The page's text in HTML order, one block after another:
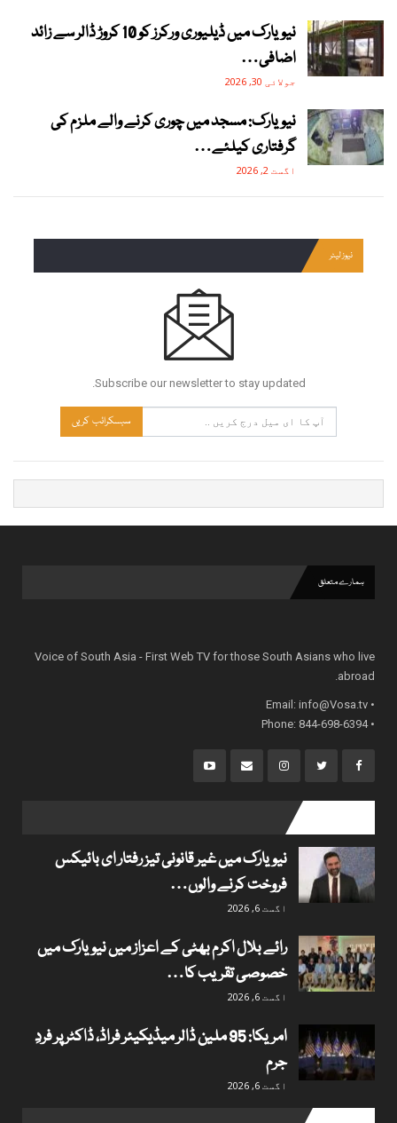
نیویارک میں ڈیلیوری ورکرز کو 10 کروڑ ڈالر سے زائد
اضافی…
جولائی 30, 2026
نیویارک: مسجد میں چوری کرنے والے ملزم کی
گرفتاری کیلئے…
اگست 2, 2026
نیوز لیٹر
Subscribe our newsletter to stay updated.
سبسکرائب کریں
ہمارے متعلق
Voice of South Asia - First Web TV for those South Asians who live
abroad.
• Email:
info@Vosa.tv
• Phone: 844-698-6394
نیویارک میں غیر قانونی تیز رفتار ای بائیکس
فروخت کرنے والوں…
اگست 6, 2026
رائے بلال اکرم بھٹی کے اعزاز میں نیویارک میں
خصوصی تقریب کا…
اگست 6, 2026
امریکا: 95 ملین ڈالر میڈیکیئر فراڈ، ڈاکٹر پر فردِ
جرم
اگست 6, 2026